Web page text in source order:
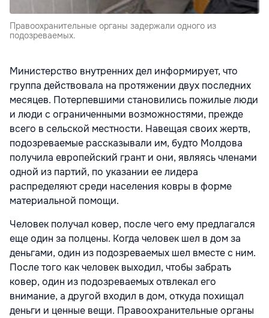
Правоохранительные органы задержали одного из
подозреваемых.
Министерство внутренних дел информирует, что
группа действовала на протяжении двух последних
месяцев. Потерпевшими становились пожилые люди
и люди с ограниченными возможностями, прежде
всего в сельской местности. Навещая своих жертв,
подозреваемые рассказывали им, будто Молдова
получила европейский грант и они, являясь членами
одной из партий, по указании ее лидера
распределяют среди населения ковры в форме
материальной помощи.
Человек получал ковер, после чего ему предлагался
еще один за полцены. Когда человек шел в дом за
деньгами, один из подозреваемых шел вместе с ним.
После того как человек выходил, чтобы забрать
ковер, один из подозреваемых отвлекал его
внимание, а другой входил в дом, откуда похищал
деньги и ценные вещи. Правоохранительные органы